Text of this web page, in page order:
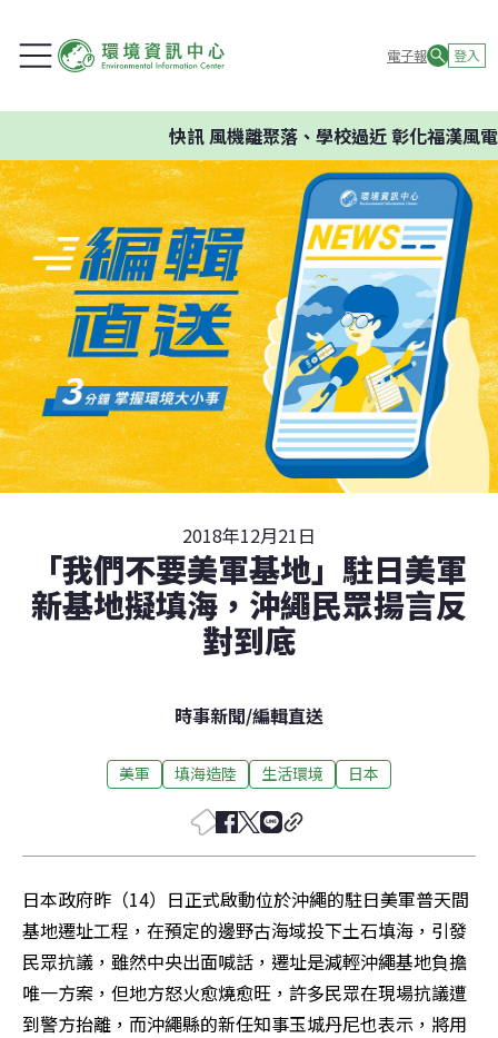
電子報 登入
快訊風機離聚落、學校過近 彰化福漢風電
2018年12月21日
「我們不要美軍基地」駐日美軍
新基地擬填海，沖繩民眾揚言反
對到底
時事新聞/編輯直送
美軍 填海造陸 生活環境 日本
日本政府昨（14）日正式啟動位於沖繩的駐日美軍普天間
基地遷址工程，在預定的邊野古海域投下土石填海，引發
民眾抗議，雖然中央出面喊話，遷址是減輕沖繩基地負擔
唯一方案，但地方怒火愈燒愈旺，許多民眾在現場抗議遭
到警方抬離，而沖繩縣的新任知事玉城丹尼也表示，將用